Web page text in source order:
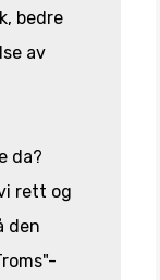
bedre
av
da?
rett og
den